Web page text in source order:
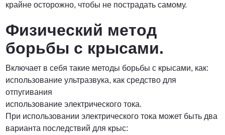
крайне осторожно, чтобы не пострадать самому.
Физический метод
борьбы с крысами.
Включает в себя такие методы борьбы с крысами, как:
использование ультразвука, как средство для
отпугивания
использование электрического тока.
При использовании электрического тока может быть два
варианта последствий для крыс: